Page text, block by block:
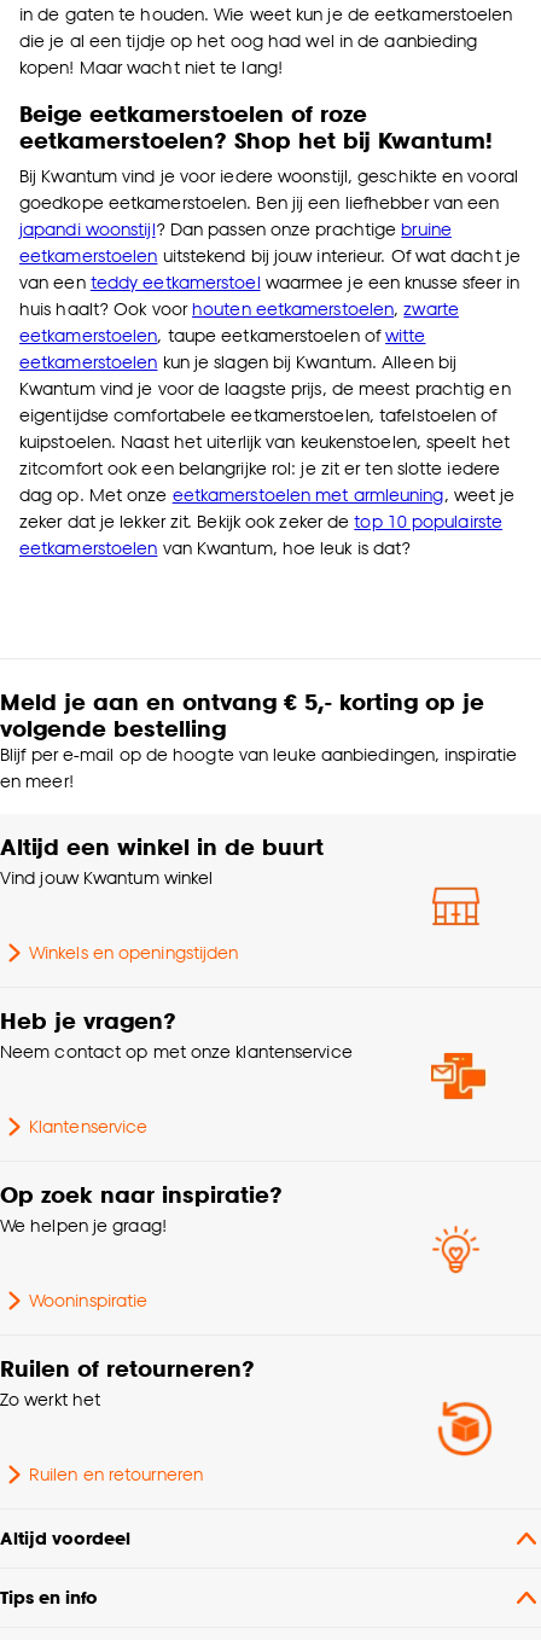
in de gaten te houden. Wie weet kun je de eetkamerstoelen
die je al een tijdje op het oog had wel in de aanbieding
kopen! Maar wacht niet te lang!
Beige eetkamerstoelen of roze
eetkamerstoelen? Shop het bij Kwantum!
Bij Kwantum vind je voor iedere woonstijl, geschikte en vooral
goedkope eetkamerstoelen. Ben jij een liefhebber van een
japandi woonstijl? Dan passen onze prachtigebruine
eetkamerstoelen uitstekend bij jouw interieur. Of wat dacht je
van een teddy eetkamerstoel waarmee je een knusse sfeer in
huis haalt? Ook voorhouten eetkamerstoelen,zwarte
eetkamerstoelen, taupe eetkamerstoelen ofwitte
eetkamerstoelen kun je slagen bij Kwantum. Alleen bij
Kwantum vind je voor de laagste prijs, de meest prachtig en
eigentijdse comfortabele eetkamerstoelen, tafelstoelen of
kuipstoelen. Naast het uiterlijk van keukenstoelen, speelt het
zitcomfort ook een belangrijke rol: je zit er ten slotte iedere
dag op. Met onze eetkamerstoelen met armleuning, weet je
zeker dat je lekker zit. Bekijk ook zeker detop 10 populairste
eetkamerstoelen van Kwantum, hoe leuk is dat?
Meld je aan en ontvang € 5,- korting op je
volgende bestelling
Blijf per e-mail op de hoogte van leuke aanbiedingen, inspiratie
en meer!
Altijd een winkel in de buurt
Vind jouw Kwantum winkel
Winkels en openingstijden
Heb je vragen?
Neem contact op met onze klantenservice
Klantenservice
Op zoek naar inspiratie?
We helpen je graag!
Wooninspiratie
Ruilen of retourneren?
Zo werkt het
Ruilen en retourneren
Altijd voordeel
Tips en info